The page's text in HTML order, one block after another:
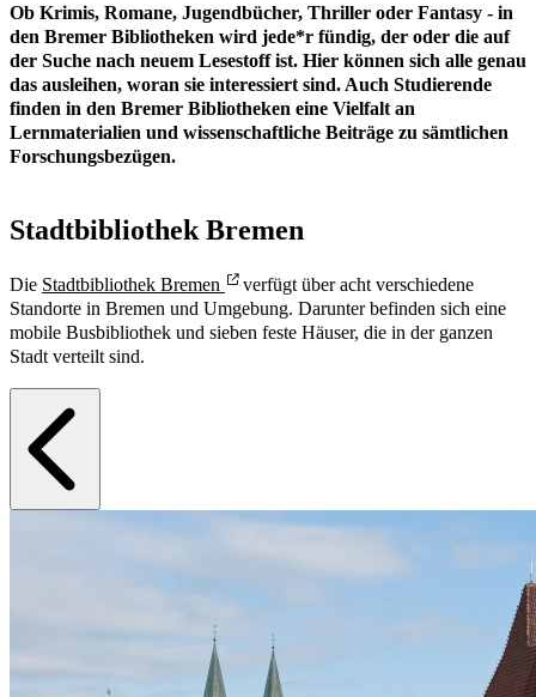
Ob Krimis, Romane, Jugendbücher, Thriller oder Fantasy - in
den Bremer Bibliotheken wird jede*r fündig, der oder die auf
der Suche nach neuem Lesestoff ist. Hier können sich alle genau
das ausleihen, woran sie interessiert sind. Auch Studierende
finden in den Bremer Bibliotheken eine Vielfalt an
Lernmaterialien und wissenschaftliche Beiträge zu sämtlichen
Forschungsbezügen.
Stadtbibliothek Bremen
Die Stadtbibliothek Bremen
verfügt über acht verschiedene
Standorte in Bremen und Umgebung. Darunter befinden sich eine
mobile Busbibliothek und sieben feste Häuser, die in der ganzen
Stadt verteilt sind.